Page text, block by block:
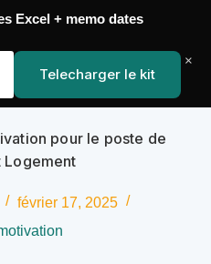
pour le poste de
Logement
février 17, 2025
Excel + memo dates
Telecharger le kit
×